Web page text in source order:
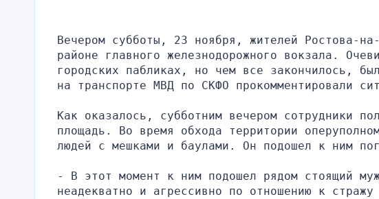
Вечером субботы, 23 ноября, жителей Ростова-
районе главного железнодорожного вокзала.
городских пабликах, но чем все закончилось,
на транспорте МВД по СКФО прокомментировали
Как оказалось, субботним вечером сотрудники
площадь. Во время обхода территории
людей с мешками и баулами. Он подошел к ним
- В этот момент к ним подошел рядом стоящий
неадекватно и агрессивно по отношению к